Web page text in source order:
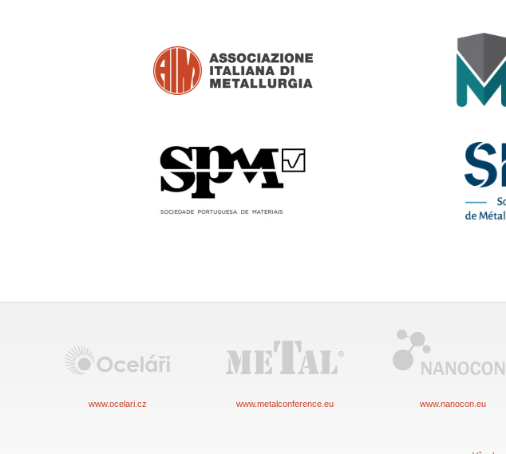
www.ocelari.cz www.metalconference.eu www.nanocon.eu